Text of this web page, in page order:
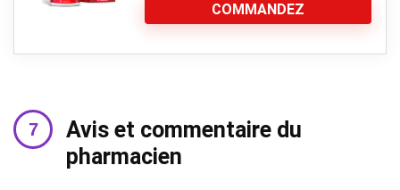
COMMANDEZ
Avis et commentaire du
pharmacien